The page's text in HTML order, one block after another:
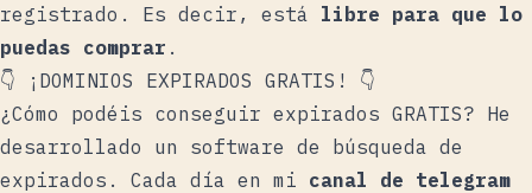
registrado. Es decir, está libre para que lo
puedas comprar .
👇 ¡DOMINIOS EXPIRADOS GRATIS! 👇
¿Cómo podéis conseguir expirados GRATIS? He
desarrollado un software de búsqueda de
expirados. Cada día en mi canal de telegram